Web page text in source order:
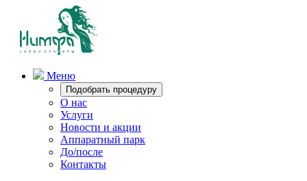
Меню
Подобрать процедуру
О нас
Услуги
Новости и акции
Аппаратный парк
До/после
Контакты